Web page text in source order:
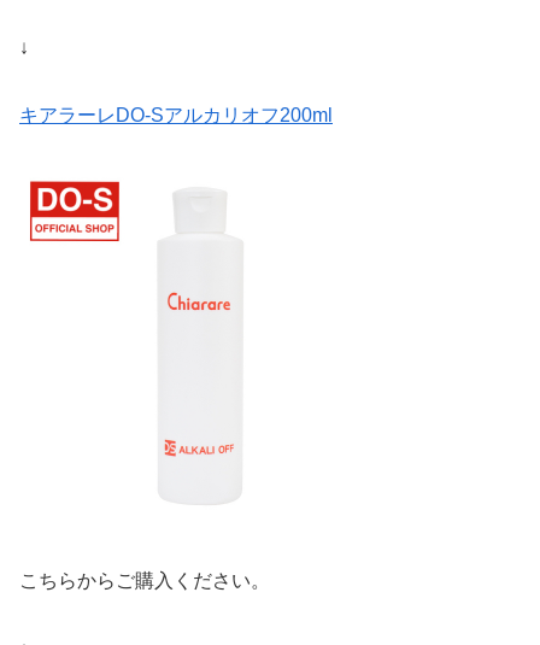
↓
キアラーレDO-Sアルカリオフ200ml
こちらからご購入ください。